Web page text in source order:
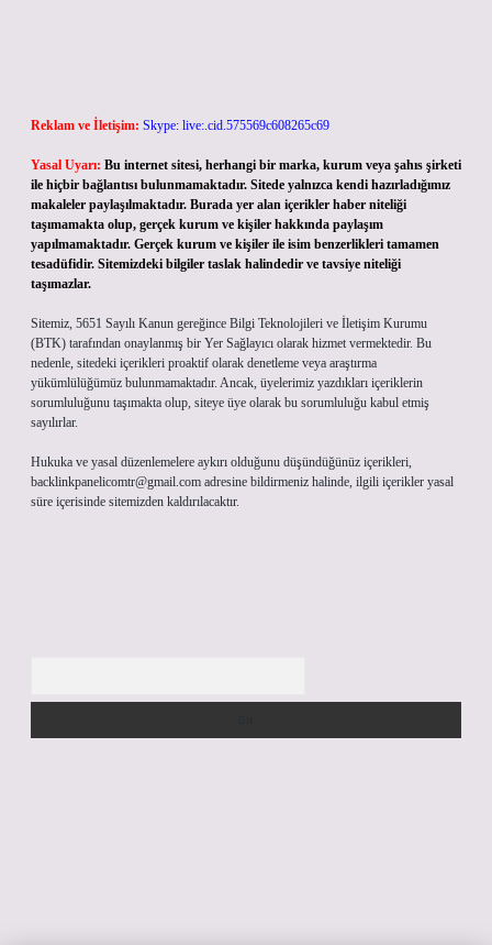
Reklam ve İletişim: Skype: live:.cid.575569c608265c69
Yasal Uyarı: Bu internet sitesi, herhangi bir marka, kurum veya şahıs şirketi
ile hiçbir bağlantısı bulunmamaktadır. Sitede yalnızca kendi hazırladığımız
makaleler paylaşılmaktadır. Burada yer alan içerikler haber niteliği
taşımamakta olup, gerçek kurum ve kişiler hakkında paylaşım
yapılmamaktadır. Gerçek kurum ve kişiler ile isim benzerlikleri tamamen
tesadüfidir. Sitemizdeki bilgiler taslak halindedir ve tavsiye niteliği
taşımazlar.
Sitemiz, 5651 Sayılı Kanun gereğince Bilgi Teknolojileri ve İletişim Kurumu
(BTK) tarafından onaylanmış bir Yer Sağlayıcı olarak hizmet vermektedir. Bu
nedenle, sitedeki içerikleri proaktif olarak denetleme veya araştırma
yükümlülüğümüz bulunmamaktadır. Ancak, üyelerimiz yazdıkları içeriklerin
sorumluluğunu taşımakta olup, siteye üye olarak bu sorumluluğu kabul etmiş
sayılırlar.
Hukuka ve yasal düzenlemelere aykırı olduğunu düşündüğünüz içerikleri,
backlinkpanelicomtr@gmail.com adresine bildirmeniz halinde, ilgili içerikler yasal
süre içerisinde sitemizden kaldırılacaktır.